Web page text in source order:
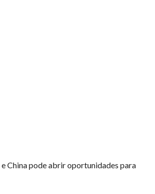
China pode abrir oportunidades para